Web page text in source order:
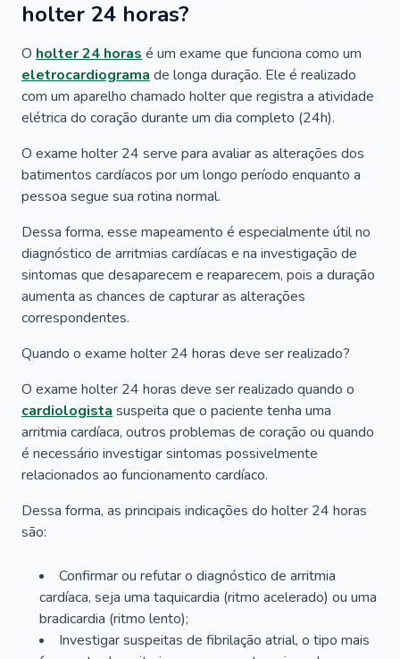
holter 24 horas?
O holter 24 horas é um exame que funciona como um
eletrocardiograma de longa duração. Ele é realizado
com um aparelho chamado holter que registra a atividade
elétrica do coração durante um dia completo (24h).
O exame holter 24 serve para avaliar as alterações dos
batimentos cardíacos por um longo período enquanto a
pessoa segue sua rotina normal.
Dessa forma, esse mapeamento é especialmente útil no
diagnóstico de arritmias cardíacas e na investigação de
sintomas que desaparecem e reaparecem, pois a duração
aumenta as chances de capturar as alterações
correspondentes.
Quando o exame holter 24 horas deve ser realizado?
O exame holter 24 horas deve ser realizado quando o
cardiologista suspeita que o paciente tenha uma
arritmia cardíaca, outros problemas de coração ou quando
é necessário investigar sintomas possivelmente
relacionados ao funcionamento cardíaco.
Dessa forma, as principais indicações do holter 24 horas
são:
Confirmar ou refutar o diagnóstico de arritmia
cardíaca, seja uma taquicardia (ritmo acelerado) ou uma
bradicardia (ritmo lento);
Investigar suspeitas de fibrilação atrial, o tipo mais